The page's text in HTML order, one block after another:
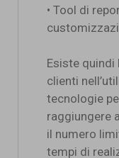
• Tool di
Esiste
clienti
tecnologie
raggiungere
il numero
tempi di